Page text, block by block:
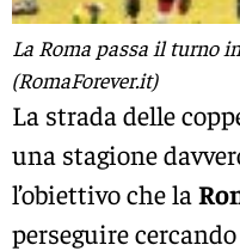
La Roma passa il turno
(RomaForever.it)
La strada delle
una stagione
l’obiettivo che la
perseguire